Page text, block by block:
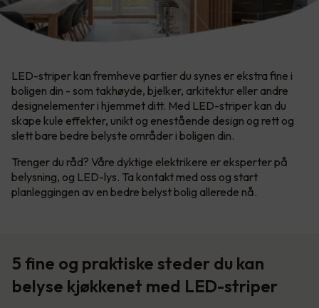
LED-striper kan fremheve partier du synes er ekstra fine i
boligen din - som takhøyde, bjelker, arkitektur eller andre
designelementer i hjemmet ditt. Med LED-striper kan du
skape kule effekter, unikt og enestående design og rett og
slett bare bedre belyste områder i boligen din.
Trenger du råd? Våre dyktige elektrikere er eksperter på
belysning, og LED-lys. Ta kontakt med oss og start
planleggingen av en bedre belyst bolig allerede nå.
5 fine og praktiske steder du kan
belyse kjøkkenet med LED-striper